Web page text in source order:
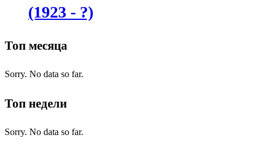
(1923 - ?)
Топ месяца
Sorry. No data so far.
Топ недели
Sorry. No data so far.